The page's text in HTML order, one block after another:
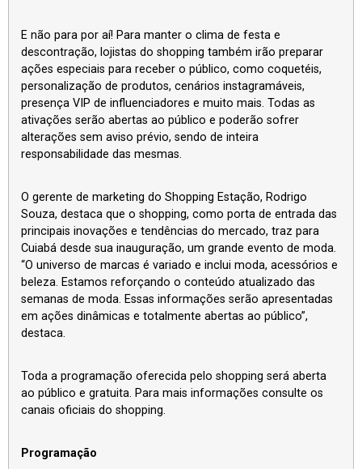
E não para por aí! Para manter o clima de festa e
descontração, lojistas do shopping também irão preparar
ações especiais para receber o público, como coquetéis,
personalização de produtos, cenários instagramáveis,
presença VIP de influenciadores e muito mais. Todas as
ativações serão abertas ao público e poderão sofrer
alterações sem aviso prévio, sendo de inteira
responsabilidade das mesmas.
O gerente de marketing do Shopping Estação, Rodrigo
Souza, destaca que o shopping, como porta de entrada das
principais inovações e tendências do mercado, traz para
Cuiabá desde sua inauguração, um grande evento de moda.
“O universo de marcas é variado e inclui moda, acessórios e
beleza. Estamos reforçando o conteúdo atualizado das
semanas de moda. Essas informações serão apresentadas
em ações dinâmicas e totalmente abertas ao público”,
destaca.
Toda a programação oferecida pelo shopping será aberta
ao público e gratuita. Para mais informações consulte os
canais oficiais do shopping.
Programação